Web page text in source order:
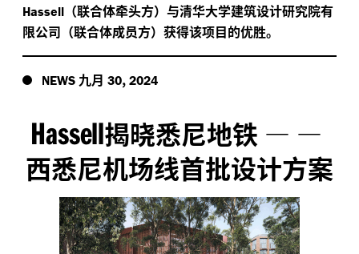
Hassell （联合体牵头方）与清华大学建筑设计研究院有
限公司（联合体成员方）获得该项目的优胜。
NEWS 九月 30, 2024
Hassell揭晓悉尼地铁 — —
西悉尼机场线首批设计方案